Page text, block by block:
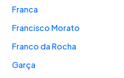
Franca
Francisco Morato
Franco da Rocha
Garça